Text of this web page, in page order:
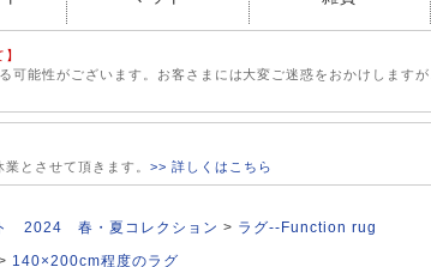
能性がございます。お客さまには大変ご迷惑をおかけします
とさせて頂きます。>> 詳しくはこちら
2024 春・夏コレクション
ラグ--Function rug
140×200cm程度のラグ